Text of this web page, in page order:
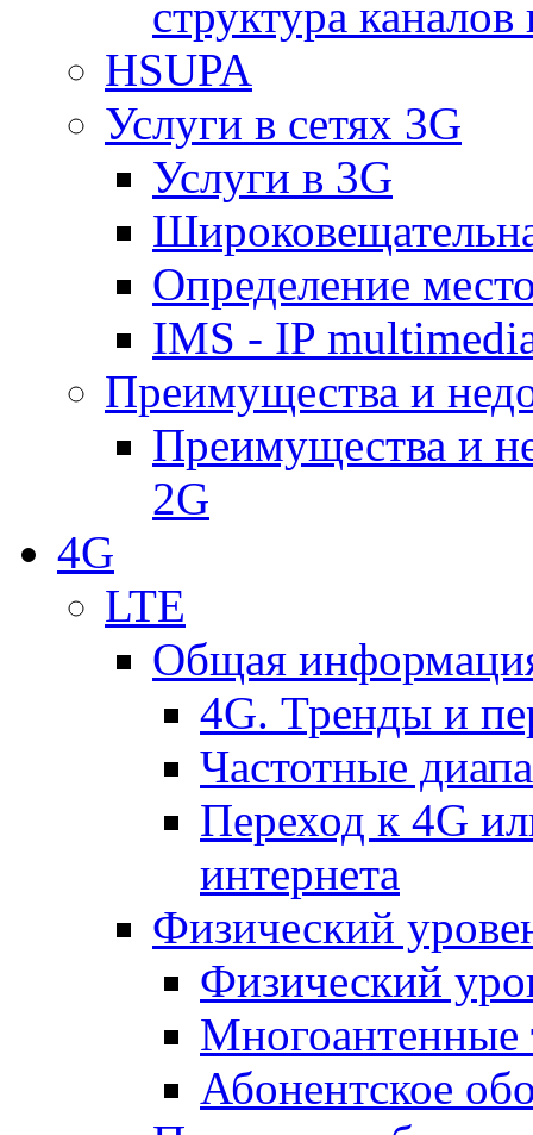
структура
HSUPA
Услуги в сетях 3G
Услуги в 3G
Определение
IMS - IP
Преимущества и
Преимущества и
2G
4G
LTE
Общая
4G. Тренды и
Частотные
Переход к 4G
интернета
Физический
Физический
Многоантенные
Абонентское